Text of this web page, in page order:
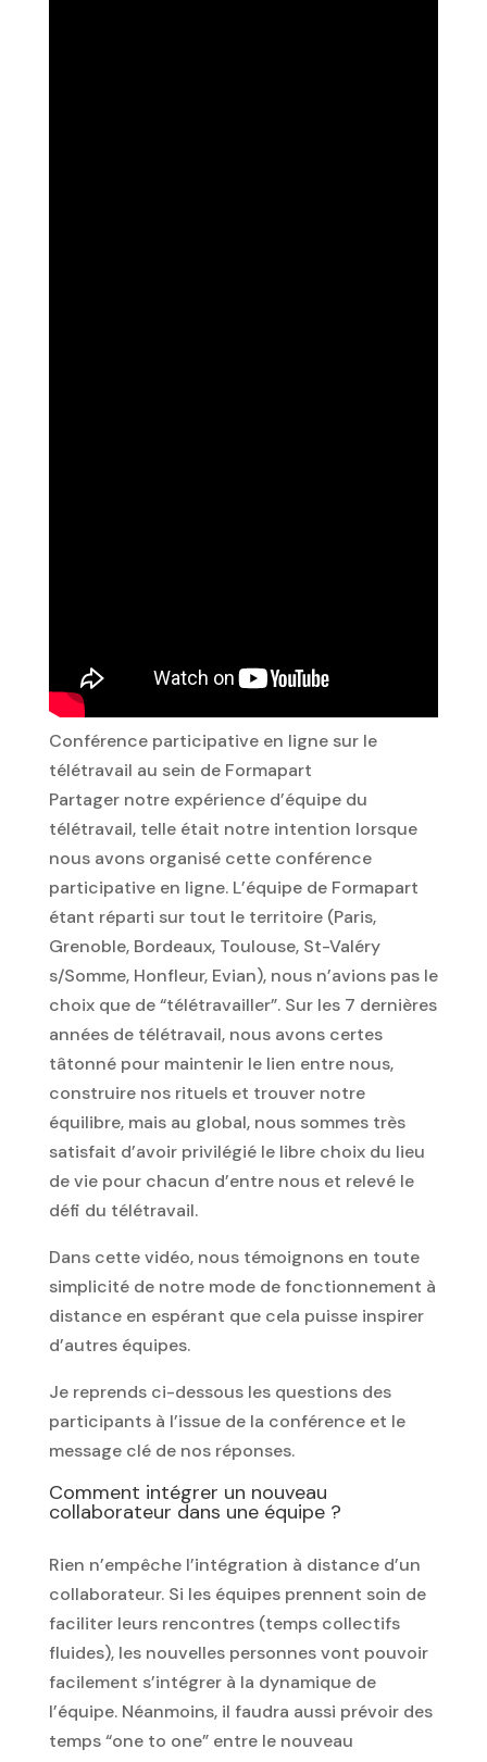
Conférence participative en ligne sur le
télétravail au sein de Formapart
Partager notre expérience d’équipe du
télétravail, telle était notre intention lorsque
nous avons organisé cette conférence
participative en ligne. L’équipe de Formapart
étant réparti sur tout le territoire (Paris,
Grenoble, Bordeaux, Toulouse, St-Valéry
s/Somme, Honfleur, Evian), nous n’avions pas le
choix que de “télétravailler”. Sur les 7 dernières
années de télétravail, nous avons certes
tâtonné pour maintenir le lien entre nous,
construire nos rituels et trouver notre
équilibre, mais au global, nous sommes très
satisfait d’avoir privilégié le libre choix du lieu
de vie pour chacun d’entre nous et relevé le
défi du télétravail.
Dans cette vidéo, nous témoignons en toute
simplicité de notre mode de fonctionnement à
distance en espérant que cela puisse inspirer
d’autres équipes.
Je reprends ci-dessous les questions des
participants à l’issue de la conférence et le
message clé de nos réponses.
Comment intégrer un nouveau
collaborateur dans une équipe ?
Rien n’empêche l’intégration à distance d’un
collaborateur. Si les équipes prennent soin de
faciliter leurs rencontres (temps collectifs
fluides), les nouvelles personnes vont pouvoir
facilement s’intégrer à la dynamique de
l’équipe. Néanmoins, il faudra aussi prévoir des
temps “one to one” entre le nouveau